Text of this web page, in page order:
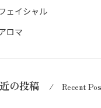
フェイシャル
ロマ
の投稿 Recent